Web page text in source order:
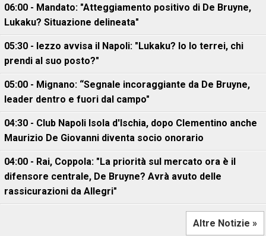
06:00 - Mandato: "Atteggiamento positivo di De Bruyne,
Lukaku? Situazione delineata"
05:30 - Iezzo avvisa il Napoli: "Lukaku? Io lo terrei, chi
prendi al suo posto?"
05:00 - Mignano: “Segnale incoraggiante da De Bruyne,
leader dentro e fuori dal campo"
04:30 - Club Napoli Isola d'Ischia, dopo Clementino anche
Maurizio De Giovanni diventa socio onorario
04:00 - Rai, Coppola: "La priorità sul mercato ora è il
difensore centrale, De Bruyne? Avrà avuto delle
rassicurazioni da Allegri"
Altre Notizie »